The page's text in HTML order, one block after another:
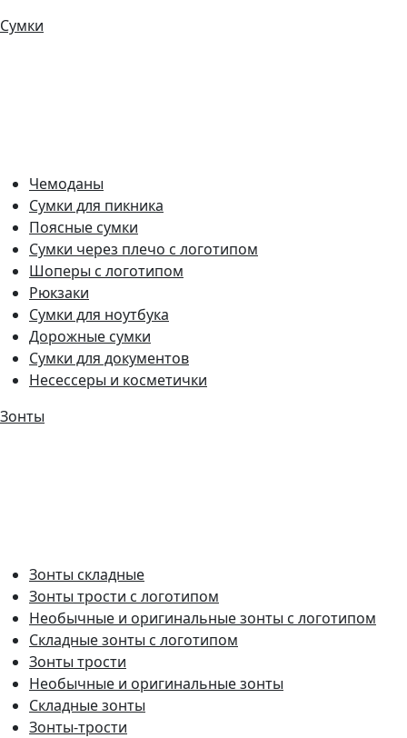
Сумки
Чемоданы
Сумки для пикника
Поясные сумки
Сумки через плечо с логотипом
Шоперы с логотипом
Рюкзаки
Сумки для ноутбука
Дорожные сумки
Сумки для документов
Несессеры и косметички
Зонты
Зонты складные
Зонты трости с логотипом
Необычные и оригинальные зонты с логотипом
Складные зонты с логотипом
Зонты трости
Необычные и оригинальные зонты
Складные зонты
Зонты-трости